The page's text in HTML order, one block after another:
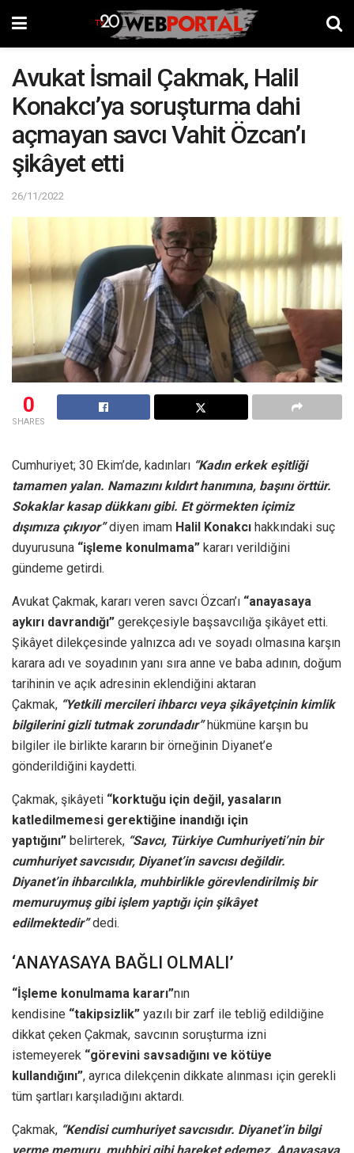
Avukat İsmail Çakmak, Halil
Konakcı’ya soruşturma dahi
açmayan savcı Vahit Özcan’ı
şikâyet etti
26/11/2022
0
SHARES
Cumhuriyet; 30 Ekim’de, kadınları “Kadın erkek eşitliği
tamamen yalan. Namazını kıldırt hanımına, başını örttür.
Sokaklar kasap dükkanı gibi. Et görmekten içimiz
dışımıza çıkıyor”diyen imam Halil Konakcı hakkındaki suç
duyurusuna “işleme konulmama” kararı verildiğini
gündeme getirdi.
Avukat Çakmak, kararı veren savcı Özcan’ı “anayasaya
aykırı davrandığı” gerekçesiyle başsavcılığa şikâyet etti.
Şikâyet dilekçesinde yalnızca adı ve soyadı olmasına karşın
karara adı ve soyadının yanı sıra anne ve baba adının, doğum
tarihinin ve açık adresinin eklendiğini aktaran
Çakmak, “Yetkili mercileri ihbarcı veya şikâyetçinin kimlik
bilgilerini gizli tutmak zorundadır” hükmüne karşın bu
bilgiler ile birlikte kararın bir örneğinin Diyanet’e
gönderildiğini kaydetti.
Çakmak, şikâyeti “korktuğu için değil, yasaların
katledilmemesi gerektiğine inandığı için
yaptığını” belirterek, “Savcı, Türkiye Cumhuriyeti’nin bir
cumhuriyet savcısıdır, Diyanet’in savcısı değildir.
Diyanet’in ihbarcılıkla, muhbirlikle görevlendirilmiş bir
memuruymuş gibi işlem yaptığı için şikâyet
edilmektedir”dedi.
‘ANAYASAYA BAĞLI OLMALI’
“İşleme konulmama kararı”nın
kendisine “takipsizlik” yazılı bir zarf ile tebliğ edildiğine
dikkat çeken Çakmak, savcının soruşturma izni
istemeyerek “görevini savsadığını ve kötüye
kullandığını”, ayrıca dilekçenin dikkate alınması için gerekli
tüm şartları karşıladığını aktardı.
Çakmak, “Kendisi cumhuriyet savcısıdır. Diyanet’in bilgi